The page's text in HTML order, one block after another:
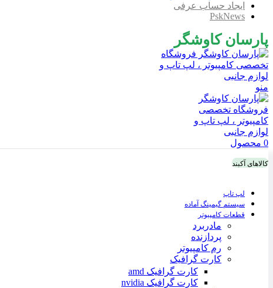
ایجاد حساب عرفی
PskNews
پارسان کاوشگر
منو
0 محصول
کالاهای آکبند
لپ تاپ
سیستم گیمینگ آماده
قطعات کامپیوتر
مادربرد
پردازنده
رم کامپیوتر
کارت گرافیک
کارت گرافیک amd
کارت گرافیک nvidia